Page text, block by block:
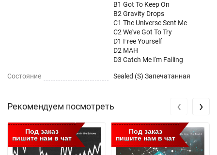
B1 Got To Keep On
B2 Gravity Drops
C1 The Universe Sent Me
C2 We've Got To Try
D1 Free Yourself
D2 MAH
D3 Catch Me I'm Falling
Состояние Sealed (S) Запечатанная
Рекомендуем посмотреть
Под заказ
пишите нам в чат
Под заказ
пишите нам в чат
‹ ›